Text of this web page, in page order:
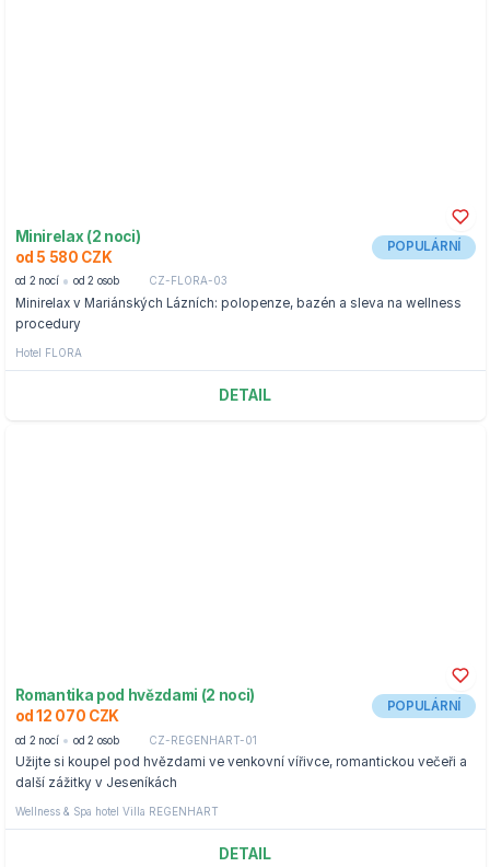
Minirelax (2 noci)
od 5 580 CZK
POPULÁRNÍ
od 2 nocí od 2 osob CZ-FLORA-03
Minirelax v Mariánských Lázních: polopenze, bazén a sleva na wellness
procedury
Hotel FLORA
DETAIL
Romantika pod hvězdami (2 noci)
od 12 070 CZK
POPULÁRNÍ
od 2 nocí od 2 osob CZ-REGENHART-01
Užijte si koupel pod hvězdami ve venkovní vířivce, romantickou večeři a
další zážitky v Jeseníkách
Wellness & Spa hotel Villa REGENHART
DETAIL